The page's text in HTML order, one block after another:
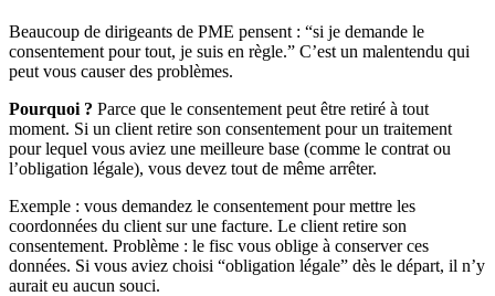
Beaucoup de dirigeants de PME pensent : “si je demande le
consentement pour tout, je suis en règle.” C’est un malentendu qui
peut vous causer des problèmes.
Pourquoi ? Parce que le consentement peut être retiré à tout
moment. Si un client retire son consentement pour un traitement
pour lequel vous aviez une meilleure base (comme le contrat ou
l’obligation légale), vous devez tout de même arrêter.
Exemple : vous demandez le consentement pour mettre les
coordonnées du client sur une facture. Le client retire son
consentement. Problème : le fisc vous oblige à conserver ces
données. Si vous aviez choisi “obligation légale” dès le départ, il n’y
aurait eu aucun souci.